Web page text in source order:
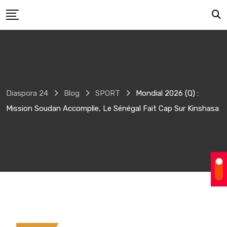
to
Diaspora 24 Blog SPORT
Mondial 2026 (Q) :
Mission Soudan Accomplie, Le Sénégal Fait Cap Sur Kinshasa